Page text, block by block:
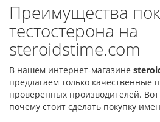
Преимущества
тестостерона на
steroidstime.com
В нашем интернет-магазине
предлагаем только качественные
проверенных производителей.
почему стоит сделать покупку